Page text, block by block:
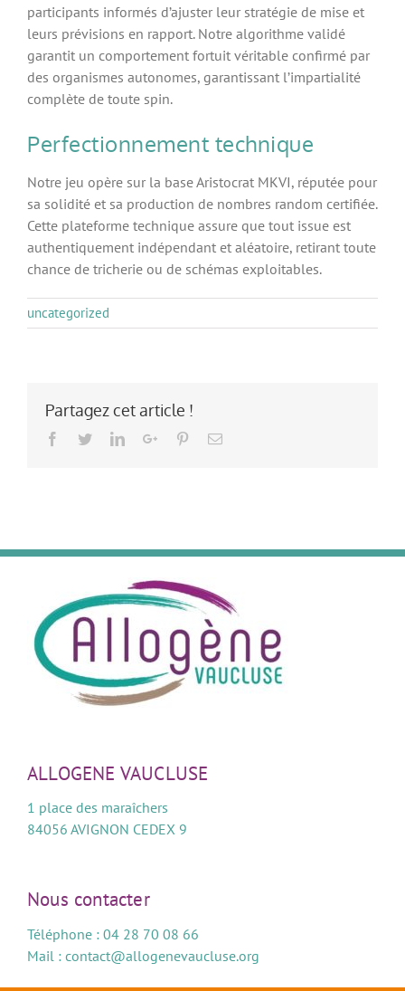
participants informés d’ajuster leur stratégie de mise et
leurs prévisions en rapport. Notre algorithme validé
garantit un comportement fortuit véritable confirmé par
des organismes autonomes, garantissant l’impartialité
complète de toute spin.
Perfectionnement technique
Notre jeu opère sur la base Aristocrat MKVI, réputée pour
sa solidité et sa production de nombres random certifiée.
Cette plateforme technique assure que tout issue est
authentiquement indépendant et aléatoire, retirant toute
chance de tricherie ou de schémas exploitables.
uncategorized
Partagez cet article !
Facebook
TwitterLinkedInGoogle+PinterestEmail
ALLOGENE VAUCLUSE
1 place des maraîchers
84056 AVIGNON CEDEX 9
Nous contacter
Téléphone : 04 28 70 08 66
Mail : contact@allogenevaucluse.org